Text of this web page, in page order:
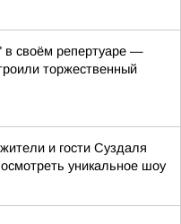
в своём репертуаре —
торжественный
и гости Суздаля
уникальное шоу